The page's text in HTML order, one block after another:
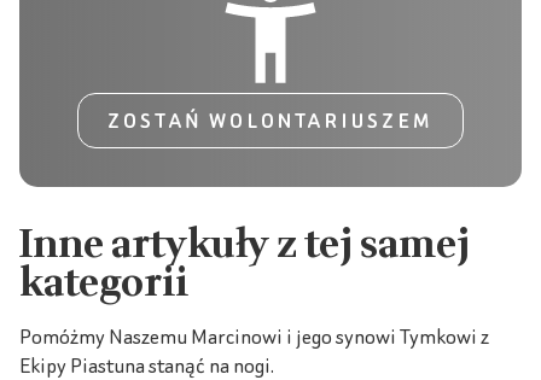
ZOSTAŃ WOLONTARIUSZEM
Inne artykuły z tej samej
kategorii
Pomóżmy Naszemu Marcinowi i jego synowi Tymkowi z
Ekipy Piastuna stanąć na nogi.